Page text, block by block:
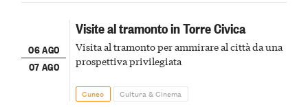
06 AGO
07 AGO
Visite al tramonto in Torre Civica
Visita al tramonto per ammirare al città da una
prospettiva privilegiata
Cuneo Cultura & Cinema